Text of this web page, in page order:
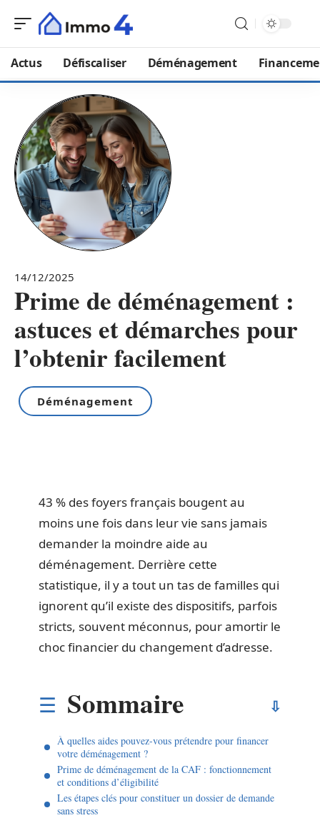
Actus Défiscaliser Déménagement
14/12/2025
Prime de déménagement :
astuces et démarches pour
l’obtenir facilement
Déménagement
43 % des foyers français bougent au
moins une fois dans leur vie sans jamais
demander la moindre aide au
déménagement. Derrière cette
statistique, il y a tout un tas de familles qui
ignorent qu’il existe des dispositifs, parfois
stricts, souvent méconnus, pour amortir le
choc financier du changement d’adresse.
Sommaire
À quelles aides pouvez-vous prétendre pour financer
votre déménagement ?
Prime de déménagement de la CAF : fonctionnement
et conditions d’éligibilité
Les étapes clés pour constituer un dossier de demande
sans stress